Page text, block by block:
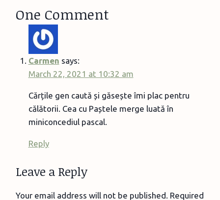
One Comment
Carmen says:
March 22, 2021 at 10:32 am
Cărțile gen caută și găsește îmi plac pentru
călătorii. Cea cu Paștele merge luată în
miniconcediul pascal.
Reply
Leave a Reply
Your email address will not be published. Required